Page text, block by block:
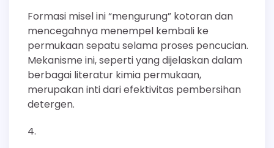
Formasi misel ini “mengurung” kotoran dan
mencegahnya menempel kembali ke
permukaan sepatu selama proses pencucian.
Mekanisme ini, seperti yang dijelaskan dalam
berbagai literatur kimia permukaan,
merupakan inti dari efektivitas pembersihan
detergen.